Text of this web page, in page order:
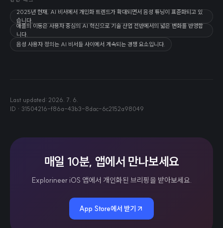
2025년 현재, AI 비서에서 개인화 트렌드가 확대되면서 음성 튜닝이 표준화되고 있
습니다.
애플의 이동은 사용자 중심의 AI 혁신으로 기술 산업 전반에서의 넓은 변화를 반영합
니다.
음성 사용자 정의는 AI 비서들 사이에서 계속되는 경쟁 요소입니다.
Last updated: 2026. 7. 6.
ID · 31504216-f86a-43b3-8dac-6c2152a98049
매일 10분, 앱에서 만나보세요
Explorineer iOS 앱에서 개인화된 브리핑을 받아보세요.
App Store에서 받기